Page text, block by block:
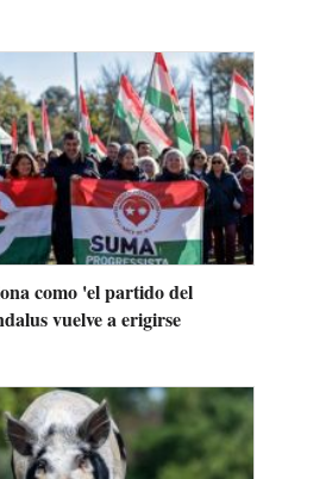
como 'el partido del
vuelve a erigirse